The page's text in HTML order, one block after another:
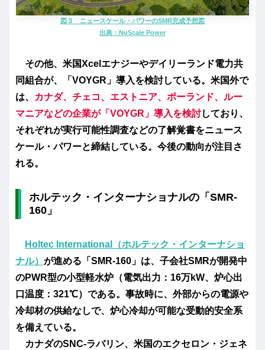
図３ ニュースケール・パワーのSMR完成予想図
出典： NuScale Power
その他、米国Xcelエナジーやデイリーランド電力共
同組合が、「VOYGR」導入を検討している。米国外で
は、
カナダ、チェコ、エストニア、ポーランド、ルー
マニアなどの企業が「VOYGR」導入を検討しており、
それぞれが実行可能性調査などの了解覚書をニュース
ケール・パワーと締結している。今後の動向が注目さ
れる。
ホルテック・インターナショナルの「SMR-
160」
Holtec International（ホルテック・インターナショ
ナル） が進める「SMR-160」は、子会社SMRが開発中
のPWR型の小型軽水炉（電気出力：16万kW、炉心出
口温度：321℃）である。事故時に、外部からの電源や
冷却材の供給なしで、炉心冷却が可能な受動的安全系
を備えている。
カナダのSNC-ラバリン、米国のエクセロン・ジェネ